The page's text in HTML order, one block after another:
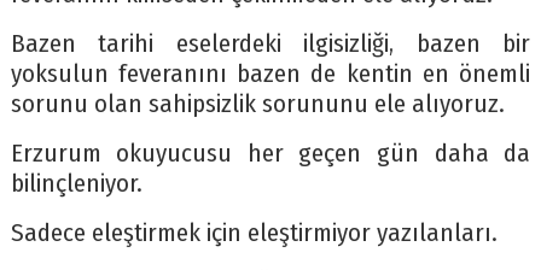
Bazen tarihi eselerdeki ilgisizliği, bazen bir
yoksulun feveranını bazen de kentin en önemli
sorunu olan sahipsizlik sorununu ele alıyoruz.
Erzurum okuyucusu her geçen gün daha da
bilinçleniyor.
Sadece eleştirmek için eleştirmiyor yazılanları.